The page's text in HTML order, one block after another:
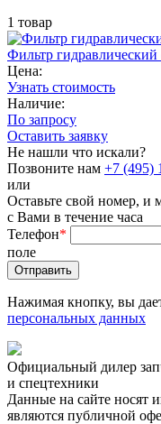
1 товар
Фильтр
Цена:
Узнать стоимость
Наличие:
По запросу
Оставить заявку
Не нашли что искали?
Позвоните нам +7 (495)
или
Оставьте свой номер, и
с Вами в течение часа
Телефон*
поле
Нажимая кнопку, вы
персональных данных
Официальный дилер
и спецтехники
Данные на сайте носят
являются публичной